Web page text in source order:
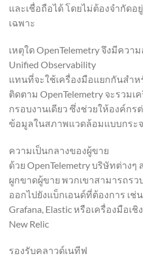
และเชื่อถือได้ โดยไม่ต้องจำกัดอ
เฉพาะ
เหตุใด OpenTelemetry จึงมีควา
Unified Observability
แทนที่จะใช้เครื่องมือแยกกันสำห
ติดตาม OpenTelemetry จะรวม
กรอบงานเดียว ซึ่งช่วยให้องค์กร
ข้อมูลในสภาพแวดล้อมแบบกระ
ความเป็นกลางของผู้ขาย
ด้วย OpenTelemetry บริษัทต่างๆ
ผูกขาดผู้ขาย พวกเขาสามารถร
ออกไปยังแบ็กเอนด์ที่ต้องการ เช่น
Grafana, Elastic หรือเครื่องมือเ
New Relic
รองรับคลาวด์เนทีฟ